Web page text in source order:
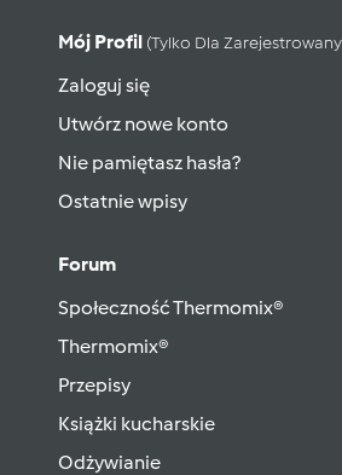
Mój Profil (tylko Dla
Zaloguj się
Utwórz nowe konto
Nie pamiętasz hasła?
Ostatnie wpisy
Forum
Społeczność Thermomix®
Thermomix®
Przepisy
Książki kucharskie
Odżywianie